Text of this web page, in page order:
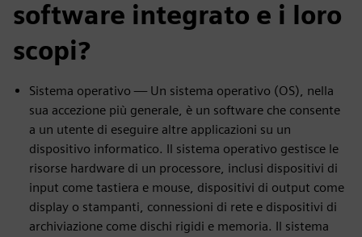
software integrato e i loro
scopi?
Sistema operativo — Un sistema operativo (OS), nella
sua accezione più generale, è un software che consente
a un utente di eseguire altre applicazioni su un
dispositivo informatico. Il sistema operativo gestisce le
risorse hardware di un processore, inclusi dispositivi di
input come tastiera e mouse, dispositivi di output come
display o stampanti, connessioni di rete e dispositivi di
archiviazione come dischi rigidi e memoria. Il sistema